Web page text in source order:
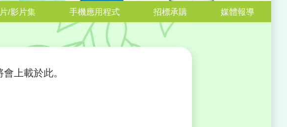
/影片集 手機應用程式 招標承購 媒體報導
上載於此。